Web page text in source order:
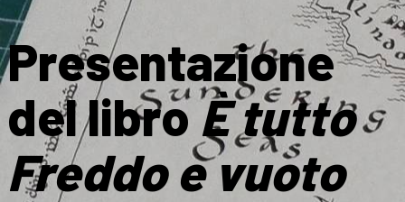
Presentazione
del libroÈ tutto
Freddo e vuoto